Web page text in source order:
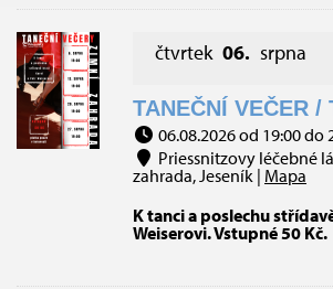
čtvrtek 06. srpna
TANEČNÍ VEČER
06.08.2026 od 19:00 do
Priessnitzovy léčebné
zahrada, Jeseník | Mapa
K tanci a poslechu
Weiserovi. Vstupné 50 Kč.